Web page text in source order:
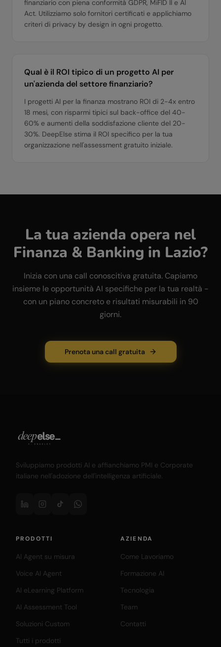
finanziario con piena conformità GDPR, MiFID II e AI
Act. Utilizziamo solo fornitori certificati e applichiamo
criteri di privacy by design in ogni progetto.
Qual è il ROI tipico di un progetto AI per
un'azienda del settore finanziario?
I progetti AI per la finanza mostrano ROI di 2-4x entro
18 mesi, con risparmi tipici sul back-office del 40-
60% e aumenti della soddisfazione cliente del 20-
30%. DeepElse stima il ROI specifico per la tua
organizzazione nell'assessment gratuito iniziale.
La tua azienda opera nel
Finanza & Banking in Lazio?
Inizia con una call conoscitiva gratuita. Capiamo
insieme le opportunità AI specifiche per la tua realtà -
con un piano concreto e risultati misurabili in 90
giorni.
Prenota una call gratuita
Sviluppiamo prodotti AI e affianchiamo PMI e Corporate
italiane nell'adozione dell'intelligenza artificiale.
PRODOTTI
AI Agent su misura
Voice AI Agent
AI eLearning Platform
AI Assessment Tool
Soluzioni Custom
Tutti i prodotti
AZIENDA
Come Lavoriamo
Formazione AI
Tecnologia
Team
Contatti